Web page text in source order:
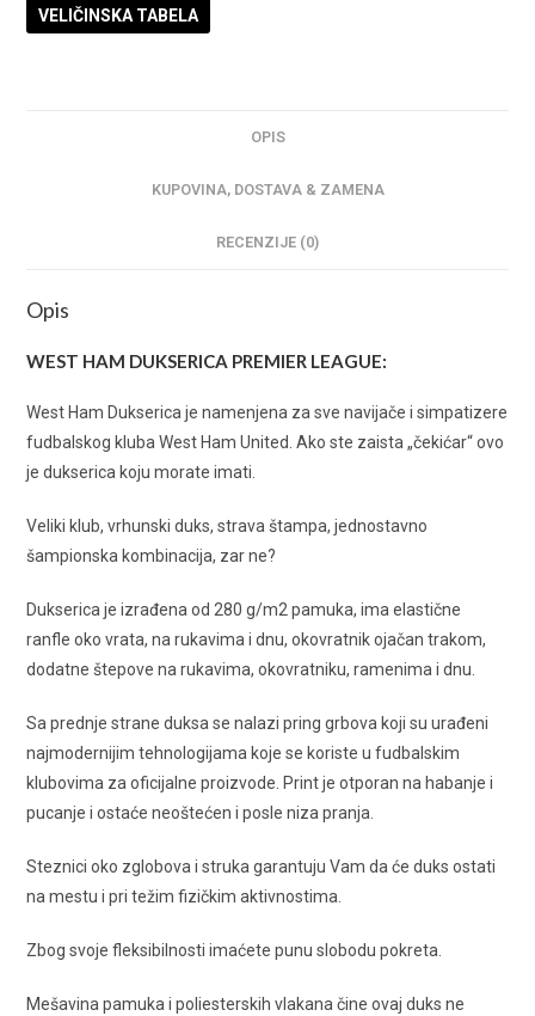
VELIČINSKA TABELA
OPIS
KUPOVINA, DOSTAVA & ZAMENA
RECENZIJE (0)
Opis
WEST HAM DUKSERICA PREMIER LEAGUE:
West Ham Dukserica je namenjena za sve navijače i simpatizere
fudbalskog kluba West Ham United. Ako ste zaista „čekićar“ ovo
je dukserica koju morate imati.
Veliki klub, vrhunski duks, strava štampa, jednostavno
šampionska kombinacija, zar ne?
Dukserica je izrađena od 280 g/m2 pamuka, ima elastične
ranfle oko vrata, na rukavima i dnu, okovratnik ojačan trakom,
dodatne štepove na rukavima, okovratniku, ramenima i dnu.
Sa prednje strane duksa se nalazi pring grbova koji su urađeni
najmodernijim tehnologijama koje se koriste u fudbalskim
klubovima za oficijalne proizvode. Print je otporan na habanje i
pucanje i ostaće neoštećen i posle niza pranja.
Steznici oko zglobova i struka garantuju Vam da će duks ostati
na mestu i pri težim fizičkim aktivnostima.
Zbog svoje fleksibilnosti imaćete punu slobodu pokreta.
Mešavina pamuka i poliesterskih vlakana čine ovaj duks ne